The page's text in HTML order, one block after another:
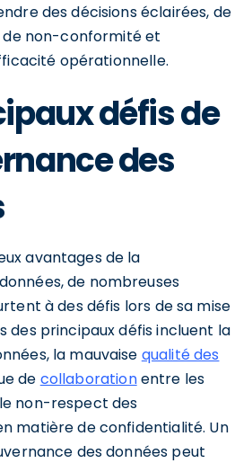
des décisions éclairées, de
de non-conformité et
opérationnelle.
défis de
des
avantages de la
de nombreuses
à des défis lors de sa mise
des principaux défis incluent la
la mauvaise qualité des
de collaborationentre les
non-respect des
matière de confidentialité. Un
des données peut